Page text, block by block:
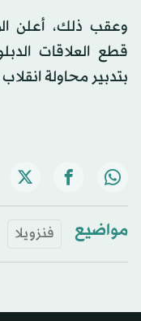
وعقب ذلك، أعلن
قطع العلاقات
بتدبير محاولة
مواضيع فنزويلا